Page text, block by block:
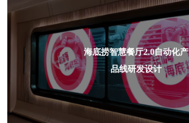
海底捞智慧餐厅2.0自动化产
品线研发设计